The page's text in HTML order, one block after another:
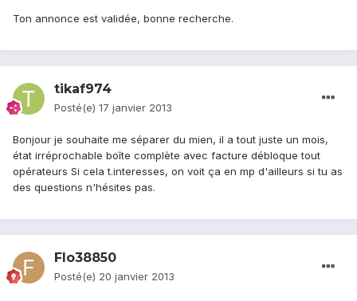
Ton annonce est validée, bonne recherche.
tikaf974
Posté(e) 17 janvier 2013
Bonjour je souhaite me séparer du mien, il a tout juste un mois,
état irréprochable boîte complète avec facture débloque tout
opérateurs Si cela t.interesses, on voit ça en mp d'ailleurs si tu as
des questions n'hésites pas.
Flo38850
Posté(e) 20 janvier 2013